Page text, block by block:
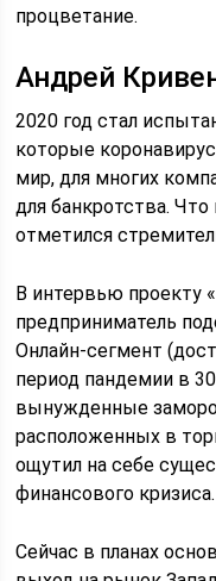
процветание.
Андрей
2020 год стал
которые
мир, для многих
для банкротства. Что
отметился
В интервью проекту
предприниматель
Онлайн-сегмент
период пандемии в
вынужденные
расположенных в
ощутил на себе
финансового кризиса.
Сейчас в планах